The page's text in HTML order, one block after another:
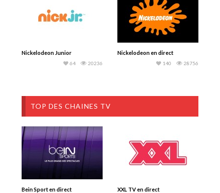
Nickelodeon Junior
20236
64
Nickelodeon en direct
28756
140
TOP DES CHAINES TV
Bein Sport en direct XXL TV en direct